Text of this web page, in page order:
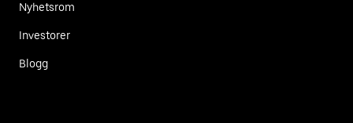
Nyhetsrom
Investorer
Blogg